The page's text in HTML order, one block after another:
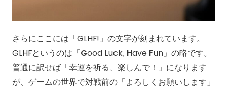
さらにここには「GLHF!」の文字が刻まれています。
GLHFというのは「Good Luck, Have Fun」の略です。
普通に訳せば「幸運を祈る、楽しんで！」になります
が、ゲームの世界で対戦前の「よろしくお願いします」